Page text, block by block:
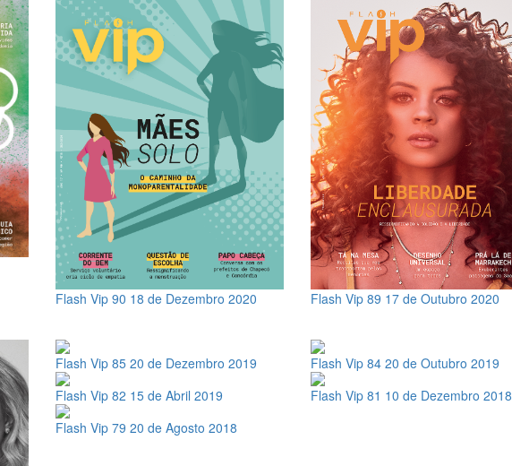
Flash Vip 90 18 de Dezembro 2020 Flash Vip 89 17 de Outubro 2020
Flash Vip 85 20 de Dezembro 2019 Flash Vip 84 20 de Outubro 2019
Flash Vip 82 15 de Abril 2019 Flash Vip 81 10 de Dezembro 2018
Flash Vip 79 20 de Agosto 2018